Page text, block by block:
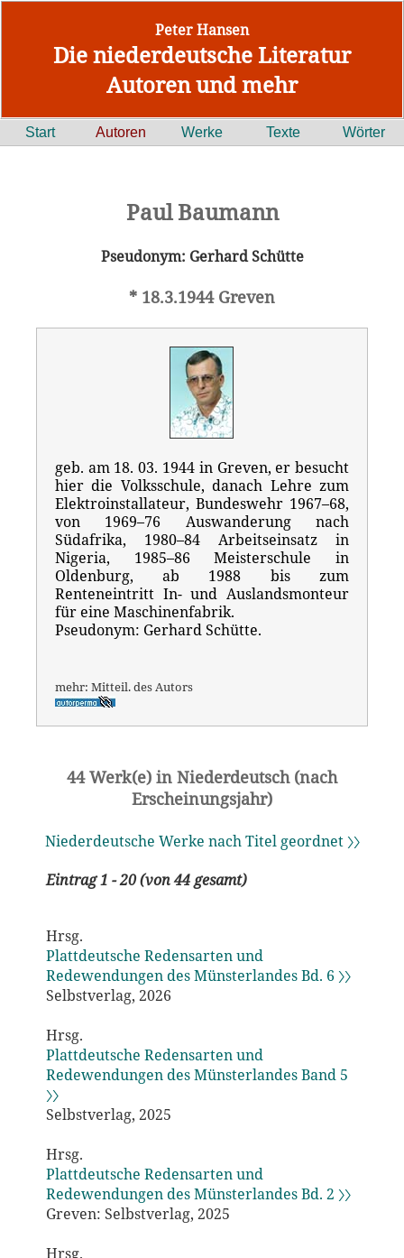
Peter Hansen
Die niederdeutsche Literatur
Autoren und mehr
Start Autoren Werke Texte Wörter
Paul Baumann
Pseudonym: Gerhard Schütte
* 18.3.1944 Greven
geb. am 18. 03. 1944 in Greven, er besucht
hier die Volksschule, danach Lehre zum
Elektroinstallateur, Bundeswehr 1967–68,
von 1969–76 Auswanderung nach
Südafrika, 1980–84 Arbeitseinsatz in
Nigeria, 1985–86 Meisterschule in
Oldenburg, ab 1988 bis zum
Renteneintritt In- und Auslandsmonteur
für eine Maschinenfabrik.
Pseudonym: Gerhard Schütte.
mehr: Mitteil. des Autors
44 Werk(e) in Niederdeutsch (nach
Erscheinungsjahr)
Niederdeutsche Werke nach Titel geordnet 〉〉
Eintrag 1 - 20 (von 44 gesamt)
Hrsg.
Plattdeutsche Redensarten und
Redewendungen des Münsterlandes Bd. 6 〉〉
Selbstverlag, 2026
Hrsg.
Plattdeutsche Redensarten und
Redewendungen des Münsterlandes Band 5
〉〉
Selbstverlag, 2025
Hrsg.
Plattdeutsche Redensarten und
Redewendungen des Münsterlandes Bd. 2 〉〉
Greven: Selbstverlag, 2025
Hrsg.